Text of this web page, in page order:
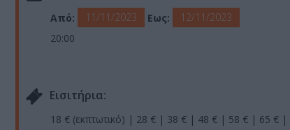
Από: 11/11/2023 Εως:
12/11/2023
20:00
Eισιτήρια:
18 € (εκπτωτικό) | 28 € | 38 € | 48 € | 58 € | 65 € |